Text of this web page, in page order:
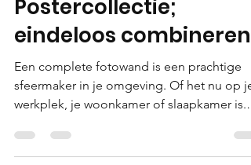
Anna Nanine
2 feb 2021
Postercollectie;
eindeloos combineren
Een complete fotowand is een prachtige
sfeermaker in je omgeving. Of het nu op je